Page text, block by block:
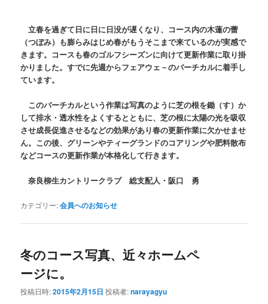
立春を過ぎて日に日に日没が遅くなり、コース内の木蓮の蕾
（つぼみ）も膨らみはじめ春がもうそこまで来ているのが実感で
きます。コースも春のゴルフシーズンに向けて更新作業に取り掛
かりました。すでに先週からフェアウェ－のバーチカルに着手し
ています。
このバーチカルという作業は写真のように芝の根を鋤（す）か
して排水・透水性をよくするとともに、芝の根に太陽の光を吸収
させ成長促進させるなどの効果があり春の更新作業に欠かせませ
ん。この後、グリーンやティーグランドのコアリングや肥料散布
などコースの更新作業が本格化して行きます。
奈良柳生カントリークラブ 総支配人・阪口 勇
カテゴリー:会員へのお知らせ
冬のコース写真、近々ホームペ
ージに。
投稿日時:2015年2月15日 投稿者:narayagyu